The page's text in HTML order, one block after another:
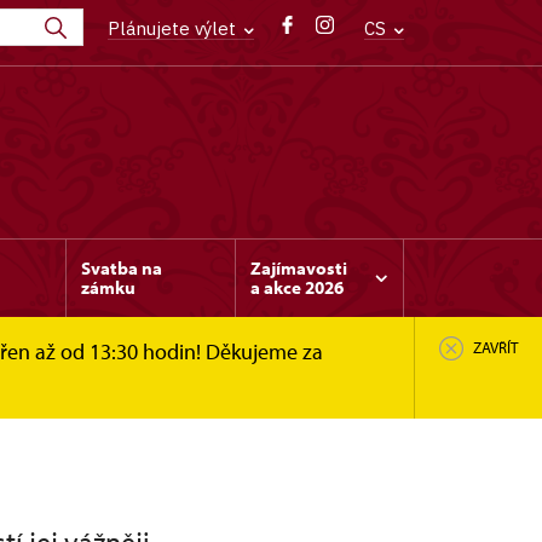
Plánujete výlet CS
Svatba na
zámku
Zajímavosti
a akce 2026
až od 13:30 hodin! Děkujeme za
ZAVŘÍT